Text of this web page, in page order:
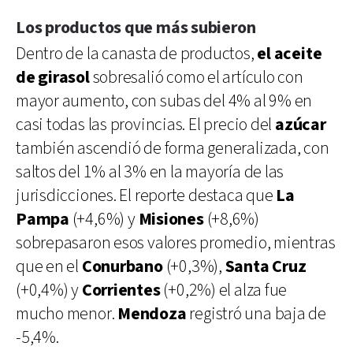
Los productos que más subieron
Dentro de la canasta de productos,el aceite
de girasolsobresalió como el artículo con
mayor aumento, con subas del 4% al 9% en
casi todas las provincias. El precio del azúcar
también ascendió de forma generalizada, con
saltos del 1% al 3% en la mayoría de las
jurisdicciones. El reporte destaca que La
Pampa (+4,6%) y Misiones(+8,6%)
sobrepasaron esos valores promedio, mientras
que en el Conurbano(+0,3%),Santa Cruz
(+0,4%) yCorrientes(+0,2%) el alza fue
mucho menor. Mendozaregistró una baja de
-5,4%.